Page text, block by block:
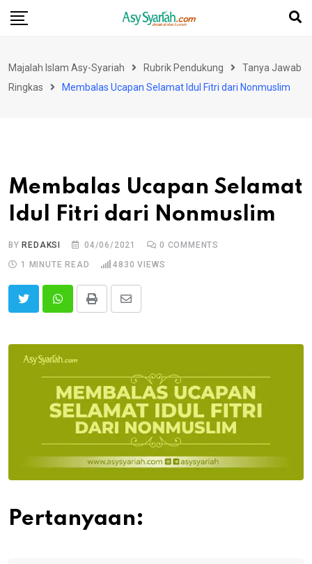
Skip
Majalah Islam Asy-Syariah Rubrik Pendukung
Tanya Jawab
Ringkas
Membalas Ucapan Selamat Idul Fitri dari Nonmuslim
Membalas Ucapan Selamat
Idul Fitri dari Nonmuslim
BYREDAKSI 04/06/2021 0 COMMENTS
1 MINUTE READ
4830 VIEWS
Print
Share
Email
Pertanyaan: